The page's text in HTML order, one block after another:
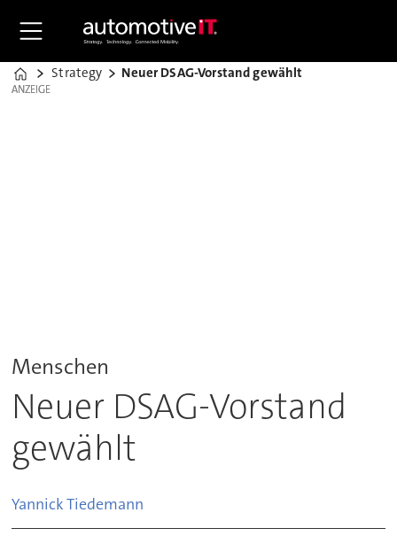
Home
Strategy Neuer DSAG-Vorstand gewählt
ANZEIGE
ANZEIGE
Menschen
Neuer DSAG-Vorstand
gewählt
YannickTiedemann